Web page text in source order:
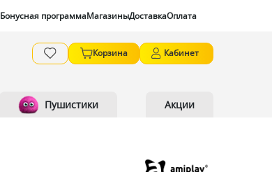
Бонусная программаМагазиныДоставкаОплата
Корзина Кабинет
Пушистики Акции